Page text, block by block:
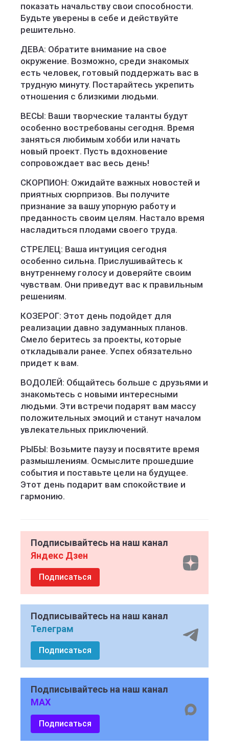
показать начальству свои способности.
Будьте уверены в себе и действуйте
решительно.
ДЕВА: Обратите внимание на свое
окружение. Возможно, среди знакомых
есть человек, готовый поддержать вас в
трудную минуту. Постарайтесь укрепить
отношения с близкими людьми.
ВЕСЫ: Ваши творческие таланты будут
особенно востребованы сегодня. Время
заняться любимым хобби или начать
новый проект. Пусть вдохновение
сопровождает вас весь день!
СКОРПИОН: Ожидайте важных новостей и
приятных сюрпризов. Вы получите
признание за вашу упорную работу и
преданность своим целям. Настало время
насладиться плодами своего труда.
СТРЕЛЕЦ: Ваша интуиция сегодня
особенно сильна. Прислушивайтесь к
внутреннему голосу и доверяйте своим
чувствам. Они приведут вас к правильным
решениям.
КОЗЕРОГ: Этот день подойдет для
реализации давно задуманных планов.
Смело беритесь за проекты, которые
откладывали ранее. Успех обязательно
придет к вам.
ВОДОЛЕЙ: Общайтесь больше с друзьями и
знакомьтесь с новыми интересными
людьми. Эти встречи подарят вам массу
положительных эмоций и станут началом
увлекательных приключений.
РЫБЫ: Возьмите паузу и посвятите время
размышлениям. Осмыслите прошедшие
события и поставьте цели на будущее.
Этот день подарит вам спокойствие и
гармонию.
Подписывайтесь на наш канал
Яндекс Дзен
Подписаться
Подписывайтесь на наш канал
Телеграм
Подписаться
Подписывайтесь на наш канал
MAX
Подписаться